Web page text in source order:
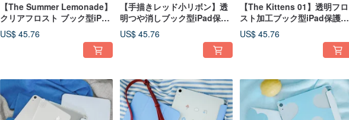
【The Summer Lemonade】
クリアフロスト ブック型iPad
保護ケース
US$ 45.76
【手描きレッド小リボン】透
明つや消しブック型iPad保護
ケース
US$ 45.76
【The Kittens 01】透明フロ
スト加工ブック型iPad保護ケ
ース
US$ 45.76